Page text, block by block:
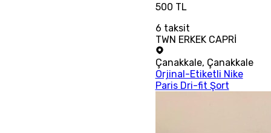
500 TL
6 taksit
TWN ERKEK CAPRİ
Çanakkale, Çanakkale
Orjinal-Etiketli Nike
Paris Dri-fit Şort